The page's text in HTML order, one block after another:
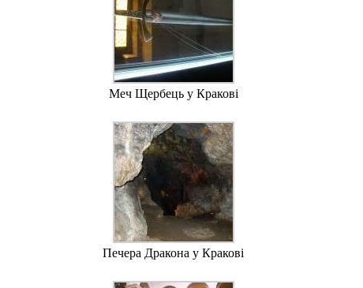
Меч Щербець у Кракові
Печера Дракона у Кракові